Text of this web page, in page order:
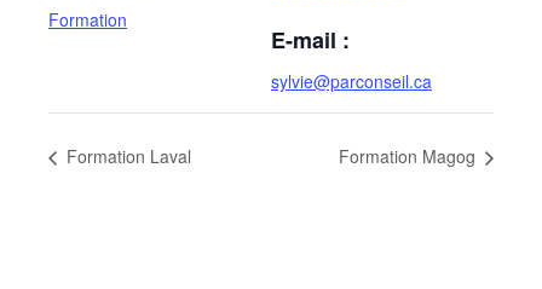
Formation
E-mail :
sylvie@parconseil.ca
Formation Laval Formation Magog